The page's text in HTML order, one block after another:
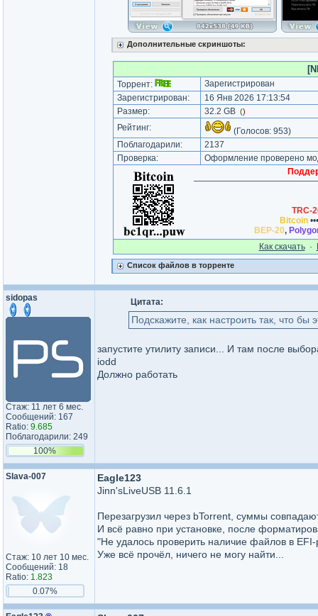
Дополнительные скриншоты:
Торрент:
Зарегистрирован
Зарегистрирован:
16 Янв 2026 17:13:54
Размер:
32.2 GB ()
Рейтинг: (Голосов: 953)
Поблагодарили:
2137
Проверка:
Оформление проверено
TRC-
Bitcoin
BEP-20,
Как cкачать·
Список файлов в торренте
sidopas
Стаж: 11 лет 6 мес.
Сообщений: 167
Ratio: 9.685
Поблагодарили: 249
100%
Цитата:
Подскажите, как настроить так, что
запустите утилиту записи... И там после
iodd
Должно работать
Slava-007
Стаж: 10 лет 10 мес.
Сообщений: 18
Ratio: 1.823
0.07%
Eagle123
Jinn'sLiveUSB 11.6.1
Перезагрузил через bTorrent, суммы
И всё равно при установке, после
"Не удалось проверить наличие файлов в
Уже всё прочёл, ничего не могу найти...